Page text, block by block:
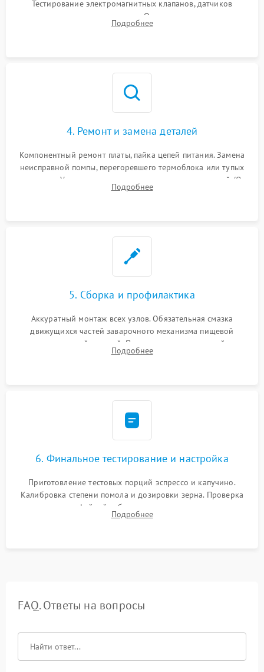
Тестирование электромагнитных клапанов, датчиков
температуры и расходомера. Оценка степени износа
жерновов кофемолки, уплотнительных колец гидросистемы
Подробнее
4. Ремонт и замена деталей
Компонентный ремонт платы, пайка цепей питания. Замена
неисправной помпы, перегоревшего термоблока или тупых
жерновов. Установка новых силиконовых уплотнителей (O-
ring) и тефлоновых трубок для надежного устранения
Подробнее
5. Сборка и профилактика
Аккуратный монтаж всех узлов. Обязательная смазка
движущихся частей заварочного механизма пищевой
силиконовой смазкой. Проведение программной
декальцинации и очистки системы от кофейных масел.
Подробнее
6. Финальное тестирование и настройка
Приготовление тестовых порций эспрессо и капучино.
Калибровка степени помола и дозировки зерна. Проверка
плотности кофейной таблетки, температуры напитка и
качества молочной пены. Контроль отсутствия посторонних
Подробнее
FAQ. Ответы на вопросы